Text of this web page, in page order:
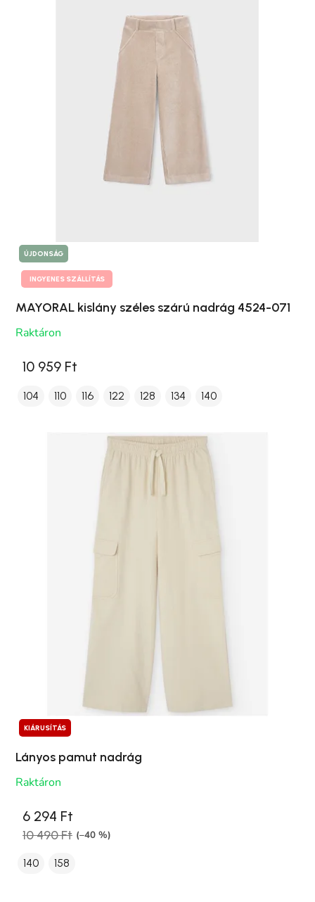
ÚJDONSÁG
INGYENES SZÁLLÍTÁS
MAYORAL kislány széles szárú nadrág 4524-071
Raktáron
10 959 Ft
104 110 116 122 128 134 140
KIÁRUSÍTÁS
Lányos pamut nadrág
Raktáron
6 294 Ft
10 490 Ft (–40 %)
140 158